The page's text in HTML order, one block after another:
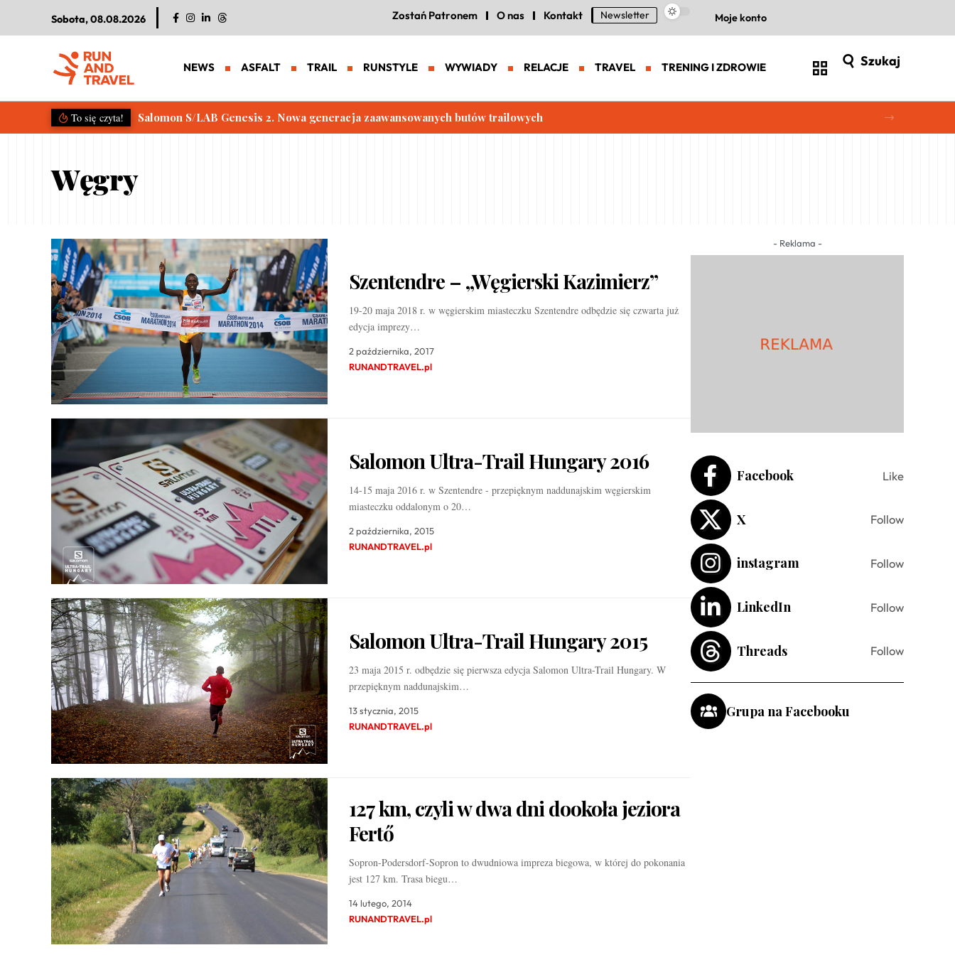
Sobota, 08.08.2026 Zostań Patronem O nas Kontakt Newsletter Moje konto
NEWS ASFALT TRAIL RUNSTYLE WYWIADY RELACJE TRAVEL TRENING I ZDROWIE Szukaj
To się czyta! Salomon S/LAB Genesis 2. Nowa generacja zaawansowanych butów trailowych
Węgry
Szentendre – „Węgierski Kazimierz”
19-20 maja 2018 r. w węgierskim miasteczku Szentendre odbędzie się czwarta już
edycja imprezy…
2 października, 2017
RUNANDTRAVEL.pl
Salomon Ultra-Trail Hungary 2016
14-15 maja 2016 r. w Szentendre - przepięknym naddunajskim węgierskim
miasteczku oddalonym o 20…
2 października, 2015
RUNANDTRAVEL.pl
Salomon Ultra-Trail Hungary 2015
23 maja 2015 r. odbędzie się pierwsza edycja Salomon Ultra-Trail Hungary. W
przepięknym naddunajskim…
13 stycznia, 2015
RUNANDTRAVEL.pl
127 km, czyli w dwa dni dookoła jeziora
Fertő
Sopron-Podersdorf-Sopron to dwudniowa impreza biegowa, w której do pokonania
jest 127 km. Trasa biegu…
14 lutego, 2014
RUNANDTRAVEL.pl
- Reklama -
Facebook Like
X Follow
instagram Follow
LinkedIn Follow
Threads Follow
Grupa na Facebooku